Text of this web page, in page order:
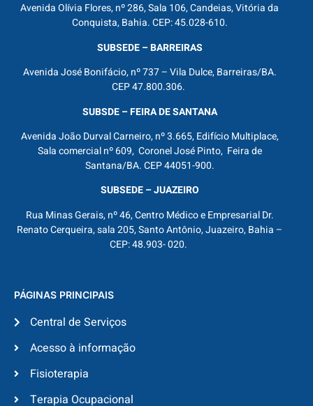
Avenida Olívia Flores, nº 286, Sala 106, Candeias, Vitória da
Conquista, Bahia. CEP: 45.028-610.
SUBSEDE – BARREIRAS
Avenida José Bonifácio, nº 737 – Vila Dulce, Barreiras/BA.
CEP 47.800.306.
SUBSDE – FEIRA DE SANTANA
Avenida João Durval Carneiro, nº 3.665, Edifício Multiplace,
Sala comercial nº 609, Coronel José Pinto, Feira de
Santana/BA. CEP 44051-900.
SUBSEDE – JUAZEIRO
Rua Minas Gerais, nº 46, Centro Médico e Empresarial Dr.
Renato Cerqueira, sala 205, Santo Antônio, Juazeiro, Bahia –
CEP: 48.903- 020.
PÁGINAS PRINCIPAIS
Central de Serviços
Acesso à informação
Fisioterapia
Terapia Ocupacional